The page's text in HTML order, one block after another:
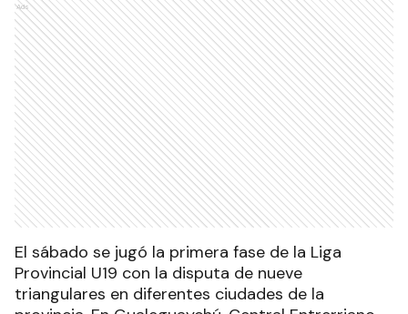
Ads
El sábado se jugó la primera fase de la Liga
Provincial U19 con la disputa de nueve
triangulares en diferentes ciudades de la